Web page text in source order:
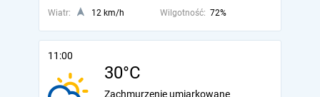
Wiatr:
12 km/h Wilgotność: 72%
11:00
30°C
Zachmurzenie umiarkowane